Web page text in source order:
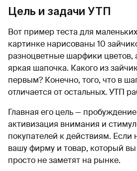
Цель и задачи УТП
Вот пример теста для
картинке нарисованы 10
разноцветные шарфики цветов,
яркая шапочка. Какого из
первым? Конечно, того, что в
отличается от остальных. УТП
Главная его цель —
активизация внимания и
покупателей к действиям. Если
вашу фирму и товар, который
просто не заметят на рынке.